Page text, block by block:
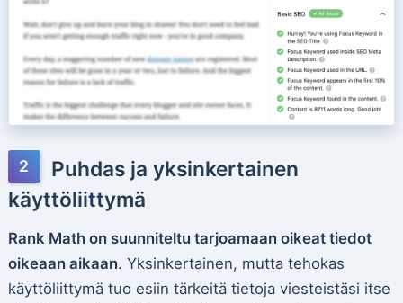
Puhdas ja yksinkertainen
käyttöliittymä
Rank Math on suunniteltu tarjoamaan oikeat tiedot
oikeaan aikaan. Yksinkertainen, mutta tehokas
käyttöliittymä tuo esiin tärkeitä tietoja viesteistäsi itse